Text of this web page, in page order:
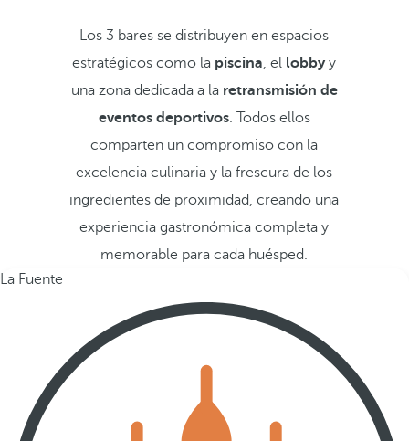
Los 3 bares se distribuyen en espacios
estratégicos como la piscina, el lobbyy
una zona dedicada a la retransmisión de
eventos deportivos. Todos ellos
comparten un compromiso con la
excelencia culinaria y la frescura de los
ingredientes de proximidad, creando una
experiencia gastronómica completa y
memorable para cada huésped.
La Fuente